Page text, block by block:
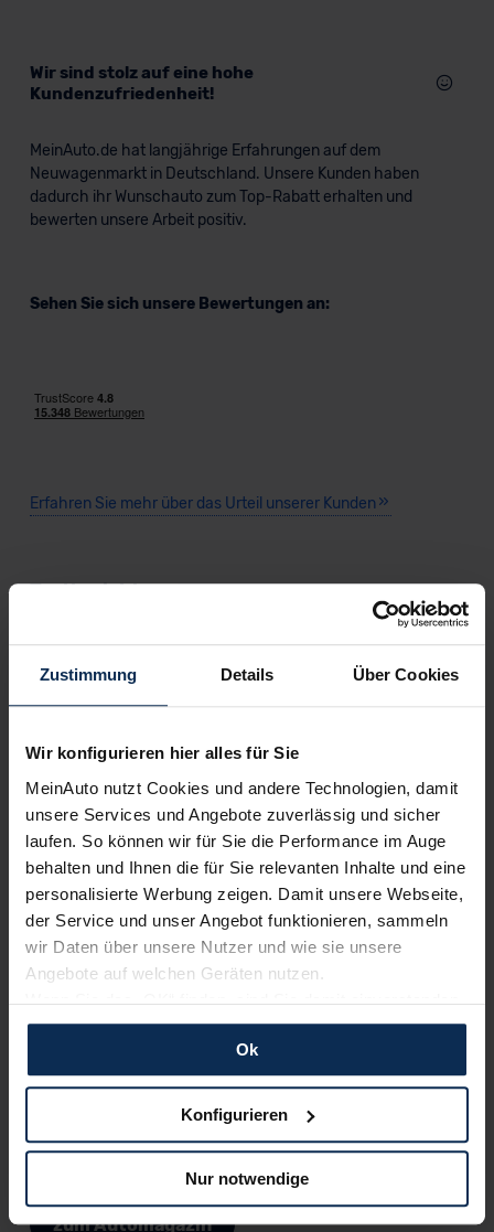
Zustimmung Details Über Cookies
Wir konfigurieren hier alles für Sie
MeinAuto nutzt Cookies und andere Technologien, damit
unsere Services und Angebote zuverlässig und sicher
laufen. So können wir für Sie die Performance im Auge
behalten und Ihnen die für Sie relevanten Inhalte und eine
personalisierte Werbung zeigen. Damit unsere Webseite,
der Service und unser Angebot funktionieren, sammeln
wir Daten über unsere Nutzer und wie sie unsere
Angebote auf welchen Geräten nutzen.
Wenn Sie das „OK“ finden, sind Sie damit einverstanden
und erlauben uns Cookies für unseren Service zu
verwenden und diese Daten an Dritte weiterzugeben,
etwa an unsere Marketingpartner. Falls Sie dem nicht
zustimmen möchten, beschränken wir uns auf die
dann nicht auf Sie zuschneiden und Sie somit nicht
perfekt auf dem Weg zu Ihrem Neuwagen unterstützen.
Sie können die Einstellungen jederzeit anpassen oder
Ok
Konfigurieren
Nur notwendige
Wir sind stolz auf eine hohe
Kundenzufriedenheit!
MeinAuto.de hat langjährige Erfahrungen auf dem
Neuwagenmarkt in Deutschland. Unsere Kunden haben
dadurch ihr Wunschauto zum Top-Rabatt erhalten und
bewerten unsere Arbeit positiv.
Sehen Sie sich unsere Bewertungen an:
Erfahren Sie mehr über das Urteil unserer Kunden
Testberichte
Tesla Model 3 vs. Polestar 2 (Test 2023): Duell
der elektrischen Mittelklasse-Sportwagen
Tesla hat sich mit seinen Elektroautos längst etabliert –
Model 3 und Polestar 2 wollen wir herausfinden, wie weit
letzeres Auto schon ist.
Weitere Artikel im Automagazin
zum Automagazin